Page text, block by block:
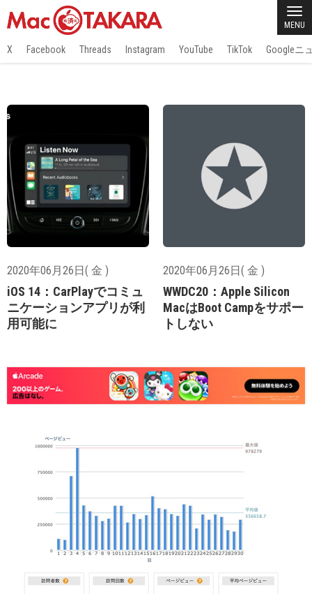
MENU
X Facebook Threads Instagram YouTube TikTok Googleニ
2020年06月26日( 金 )
iOS 14：CarPlayでコミュ
ニケーションアプリが利
用可能に
2020年06月26日( 金 )
WWDC20：Apple Silicon
MacはBoot Campをサポー
トしない